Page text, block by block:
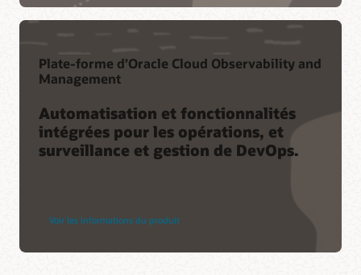
Plate-forme d’Oracle Cloud Observability and
Management
Automatisation et fonctionnalités
intégrées pour les opérations, et
surveillance et gestion de DevOps.
Voir les informations du produit